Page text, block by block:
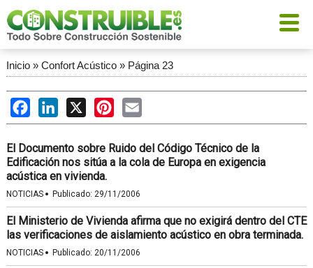
Inicio» Confort Acústico» Página 23
FacebookLinkedIn
X PinterestEmail
El Documento sobre Ruido del Código Técnico de la
Edificación nos sitúa a la cola de Europa en exigencia
acústica en vivienda.
NOTICIAS · Publicado: 29/11/2006
El Ministerio de Vivienda afirma que no exigirá dentro del CTE
las verificaciones de aislamiento acústico en obra terminada.
NOTICIAS · Publicado: 20/11/2006